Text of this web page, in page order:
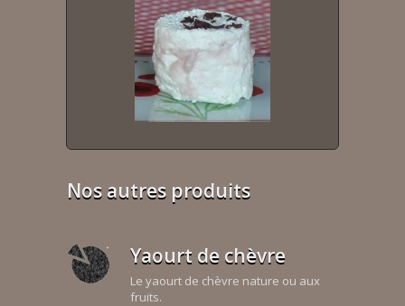
Nos autres produits
Yaourt de chèvre
Le yaourt de chèvre nature ou aux
fruits.